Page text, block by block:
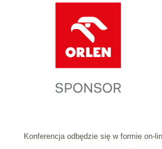
Konferencja odbędzie się w formie on-